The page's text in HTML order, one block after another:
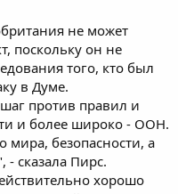
не может
поскольку он не
того, кто был
в Думе.
против правил и
и более широко - ООН.
мира, безопасности, а
- сказала Пирс.
хорошо